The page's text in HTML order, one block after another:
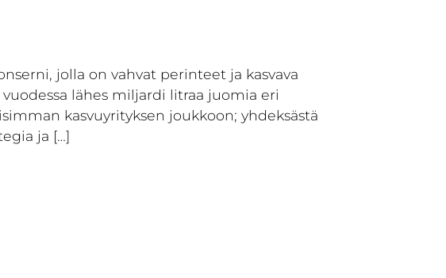
jolla on vahvat perinteet ja kasvava
lähes miljardi litraa juomia eri
kasvuyrityksen joukkoon; yhdeksästä
ja […]